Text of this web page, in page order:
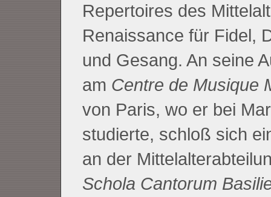
Repertoires des
Renaissance für Fidel,
und Gesang. An seine
am Centre de Musique
von Paris, wo er bei
studierte, schloß sich
an der
Schola Cantorum